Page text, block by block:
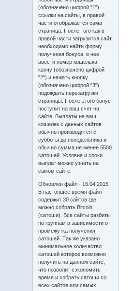
(обозначено цифрой "1")
ссылки на сайты, в правой
части отображается сама
страница. После того как в
правой части загрузится сайт,
необходимо найти форму
получения бонуса, в нее
ввести номер кошелька,
капчу (обозначено цифрой
"2") и нажать кнопку
(обозначено цифрой "3"),
подождать перезагрузки
страницы. После этого бонус
поступит на ваш счет на
сайте. Выплаты на ваш
кошелек с данных сайтов
обычно производятся с
субботы до понедельника и
обычно сумма не менее 5500
сатошей. Условия и сроки
выплат можно узнать на
самом сайте.
Обновлен файл - 16.04.2015.
В настоящее время файл
содержит 30 сайтов где
можно собрать Bitcoin
(сатоши). Все сайты разбиты
по группам в зависимости от
промежутка получения
сатошей. Так же указано
минимальное количество
сатошей которое возможно
получить на данном сайте,
что позволит сэкономить
время и собрать сатоши со
всех сайтов или самых